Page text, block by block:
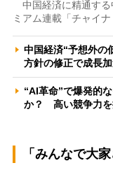
中国経済に精通する
ミアム連載「チャイ
中国経済“予想外
方針の修正で成長
“AI革命”で爆発的
か？ 高い競争力
「みんなで大